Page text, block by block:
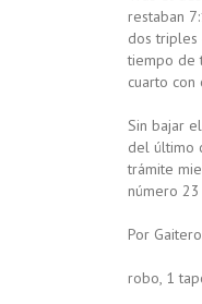
restaban
dos triples
tiempo de
cuarto
Sin bajar
del último
trámite
número
Por
robo, 1